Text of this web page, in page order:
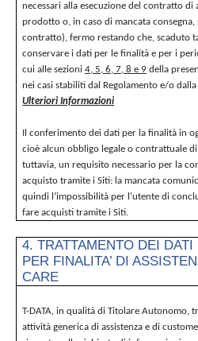
necessari alla esecuzione del contratto di
prodotto o, in caso di mancata consegna,
contratto), fermo restando che, scaduto
conservare i dati per le finalità e per i
cui alle sezioni4, 5, 6, 7, 8 e 9 della
nei casi stabiliti dal Regolamento e/o dalla
Ulteriori Informazioni
Il conferimento dei dati per la finalità in
cioè alcun obbligo legale o contrattuale
tuttavia, un requisito necessario per la
acquisto tramite i Siti: la mancata
quindi l’impossibilità per l’utente di
fare acquisti tramite i Siti.
4. TRATTAMENTO DEI DATI
PER FINALITA’ DI
CARE
T-DATA, in qualità di Titolare Autonomo,
attività generica di assistenza e di